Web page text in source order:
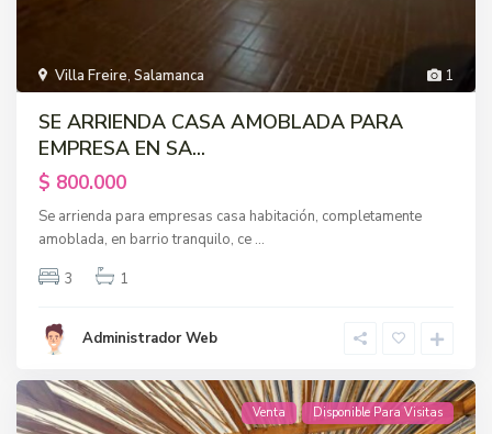
1
Villa Freire,Salamanca
SE ARRIENDA CASA AMOBLADA PARA
EMPRESA EN SA...
$ 800.000
Se arrienda para empresas casa habitación, completamente
amoblada, en barrio tranquilo, ce ...
3
1
Administrador Web
Venta Disponible Para Visitas